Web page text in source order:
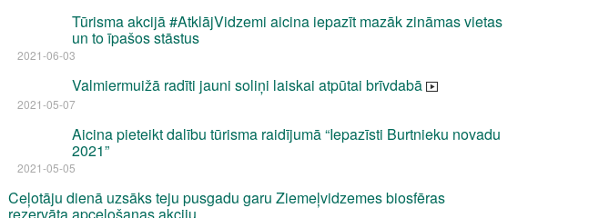
Tūrisma akcijā #AtklājVidzemi aicina iepazīt mazāk zināmas vietas
un to īpašos stāstus
2021-06-03
Valmiermuižā radīti jauni soliņi laiskai atpūtai brīvdabā
2021-05-07
Aicina pieteikt dalību tūrisma raidījumā “Iepazīsti Burtnieku novadu
2021”
2021-05-05
Ceļotāju dienā uzsāks teju pusgadu garu Ziemeļvidzemes biosfēras